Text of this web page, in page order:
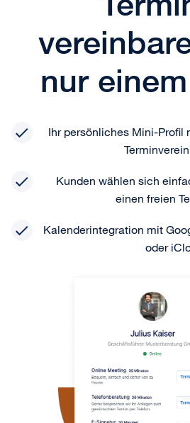
nur
Ihr persönliches Mini-Profil
Kunden wählen sich
einen freien
Kalenderintegration mit
oder